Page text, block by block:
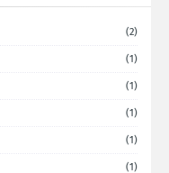
(2)
(1)
(1)
(1)
(1)
(1)